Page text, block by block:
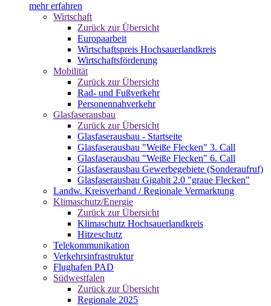
mehr erfahren
Wirtschaft
Zurück zur Übersicht
Europaarbeit
Wirtschaftspreis Hochsauerlandkreis
Wirtschaftsförderung
Mobilität
Zurück zur Übersicht
Rad- und Fußverkehr
Personennahverkehr
Glasfaserausbau
Zurück zur Übersicht
Glasfaserausbau - Startseite
Glasfaserausbau "Weiße Flecken" 3. Call
Glasfaserausbau "Weiße Flecken" 6. Call
Glasfaserausbau Gewerbegebiete (Sonderaufruf)
Glasfaserausbau Gigabit 2.0 "graue Flecken"
Landw. Kreisverband / Regionale Vermarktung
Klimaschutz/Energie
Zurück zur Übersicht
Klimaschutz Hochsauerlandkreis
Hitzeschutz
Telekommunikation
Verkehrsinfrastruktur
Flughafen PAD
Südwestfalen
Zurück zur Übersicht
Regionale 2025